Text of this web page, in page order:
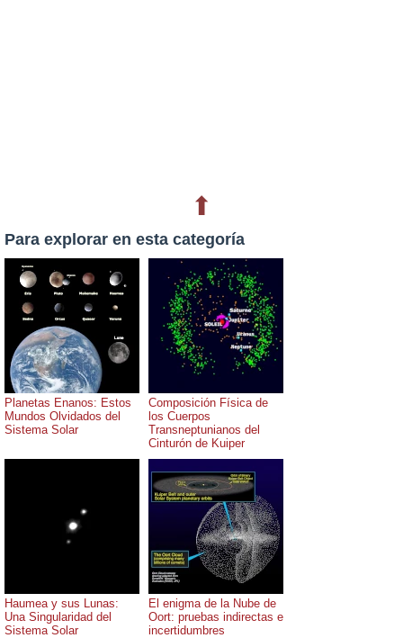
⬆
Para explorar en esta categoría
Planetas Enanos: Estos
Mundos Olvidados del
Sistema Solar
Composición Física de
los Cuerpos
Transneptunianos del
Cinturón de Kuiper
Haumea y sus Lunas:
Una Singularidad del
Sistema Solar
El enigma de la Nube de
Oort: pruebas indirectas e
incertidumbres